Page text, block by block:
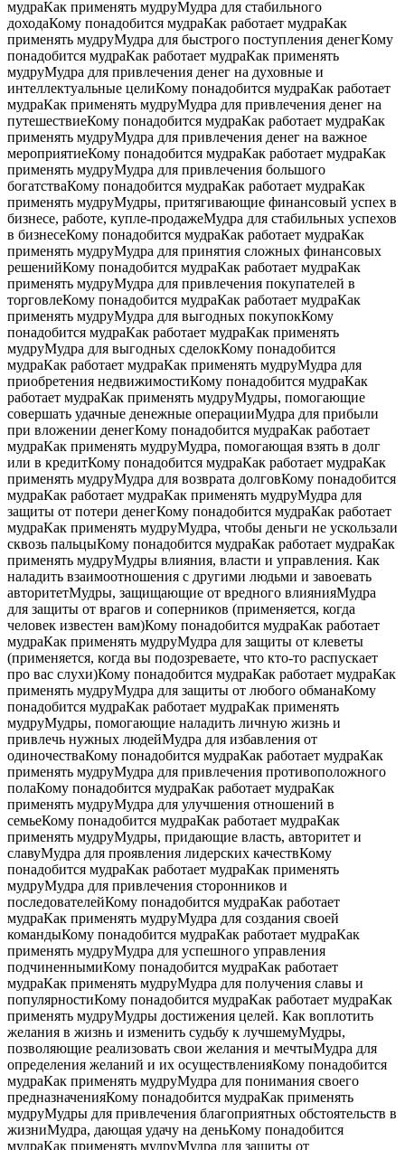
мудраКак применять мудруМудра для стабильного
доходаКому понадобится мудраКак работает мудраКак
применять мудруМудра для быстрого поступления денегКому
понадобится мудраКак работает мудраКак применять
мудруМудра для привлечения денег на духовные и
интеллектуальные целиКому понадобится мудраКак работает
мудраКак применять мудруМудра для привлечения денег на
путешествиеКому понадобится мудраКак работает мудраКак
применять мудруМудра для привлечения денег на важное
мероприятиеКому понадобится мудраКак работает мудраКак
применять мудруМудра для привлечения большого
богатстваКому понадобится мудраКак работает мудраКак
применять мудруМудры, притягивающие финансовый успех в
бизнесе, работе, купле-продажеМудра для стабильных успехов
в бизнесеКому понадобится мудраКак работает мудраКак
применять мудруМудра для принятия сложных финансовых
решенийКому понадобится мудраКак работает мудраКак
применять мудруМудра для привлечения покупателей в
торговлеКому понадобится мудраКак работает мудраКак
применять мудруМудра для выгодных покупокКому
понадобится мудраКак работает мудраКак применять
мудруМудра для выгодных сделокКому понадобится
мудраКак работает мудраКак применять мудруМудра для
приобретения недвижимостиКому понадобится мудраКак
работает мудраКак применять мудруМудры, помогающие
совершать удачные денежные операцииМудра для прибыли
при вложении денегКому понадобится мудраКак работает
мудраКак применять мудруМудра, помогающая взять в долг
или в кредитКому понадобится мудраКак работает мудраКак
применять мудруМудра для возврата долговКому понадобится
мудраКак работает мудраКак применять мудруМудра для
защиты от потери денегКому понадобится мудраКак работает
мудраКак применять мудруМудра, чтобы деньги не ускользали
сквозь пальцыКому понадобится мудраКак работает мудраКак
применять мудруМудры влияния, власти и управления. Как
наладить взаимоотношения с другими людьми и завоевать
авторитетМудры, защищающие от вредного влиянияМудра
для защиты от врагов и соперников (применяется, когда
человек известен вам)Кому понадобится мудраКак работает
мудраКак применять мудруМудра для защиты от клеветы
(применяется, когда вы подозреваете, что кто-то распускает
про вас слухи)Кому понадобится мудраКак работает мудраКак
применять мудруМудра для защиты от любого обманаКому
понадобится мудраКак работает мудраКак применять
мудруМудры, помогающие наладить личную жизнь и
привлечь нужных людейМудра для избавления от
одиночестваКому понадобится мудраКак работает мудраКак
применять мудруМудра для привлечения противоположного
полаКому понадобится мудраКак работает мудраКак
применять мудруМудра для улучшения отношений в
семьеКому понадобится мудраКак работает мудраКак
применять мудруМудры, придающие власть, авторитет и
славуМудра для проявления лидерских качествКому
понадобится мудраКак работает мудраКак применять
мудруМудра для привлечения сторонников и
последователейКому понадобится мудраКак работает
мудраКак применять мудруМудра для создания своей
командыКому понадобится мудраКак работает мудраКак
применять мудруМудра для успешного управления
подчиненнымиКому понадобится мудраКак работает
мудраКак применять мудруМудра для получения славы и
популярностиКому понадобится мудраКак работает мудраКак
применять мудруМудры достижения целей. Как воплотить
желания в жизнь и изменить судьбу к лучшемуМудры,
позволяющие реализовать свои желания и мечтыМудра для
определения желаний и их осуществленияКому понадобится
мудраКак применять мудруМудра для понимания своего
предназначенияКому понадобится мудраКак применять
мудруМудры для привлечения благоприятных обстоятельств в
жизниМудра, дающая удачу на деньКому понадобится
мудраКак применять мудруМудра для защиты от